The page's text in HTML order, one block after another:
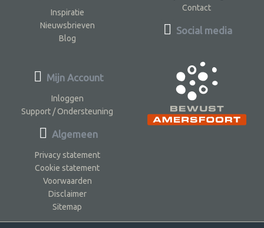
Inspiratie
Nieuwsbrieven
Blog
Contact
Social media
Mijn Account
Inloggen
Support / Ondersteuning
Algemeen
Privacy statement
Cookie statement
Voorwaarden
Disclaimer
Sitemap